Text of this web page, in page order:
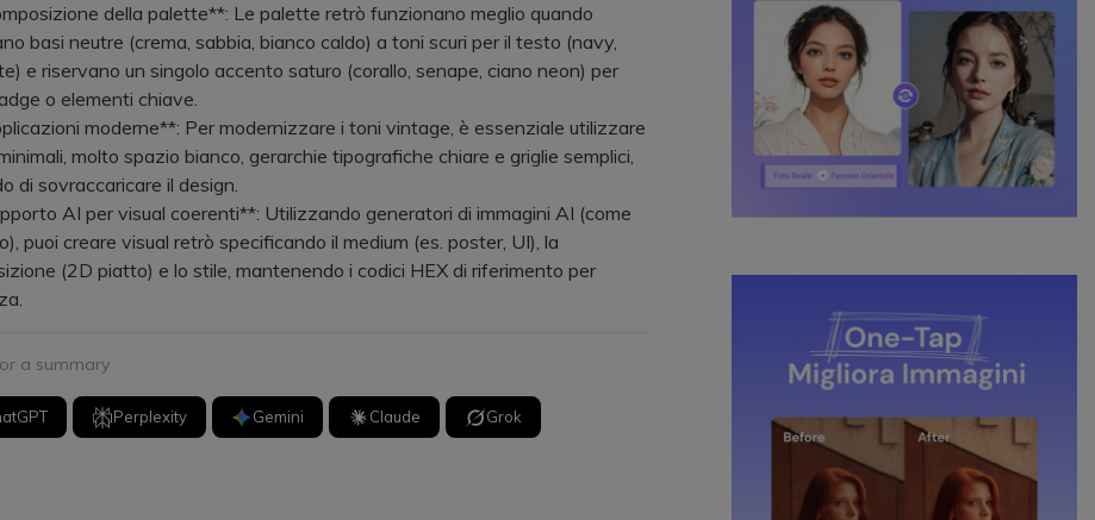
della palette**: Le palette retrò funzionano meglio quando
basi neutre (crema, sabbia, bianco caldo) a toni scuri per il testo (navy,
e riservano un singolo accento saturo (corallo, senape, ciano neon) per
o elementi chiave.
moderne**: Per modernizzare i toni vintage, è essenziale utilizzare
molto spazio bianco, gerarchie tipografiche chiare e griglie semplici,
di sovraccaricare il design.
AI per visual coerenti**: Utilizzando generatori di immagini AI (come
puoi creare visual retrò specificando il medium (es. poster, UI), la
(2D piatto) e lo stile, mantenendo i codici HEX di riferimento per
a summary
Perplexity Gemini Claude Grok